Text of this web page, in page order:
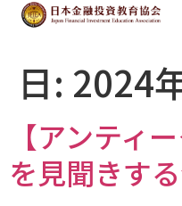
日: 2024
【アンティ
を見聞きす